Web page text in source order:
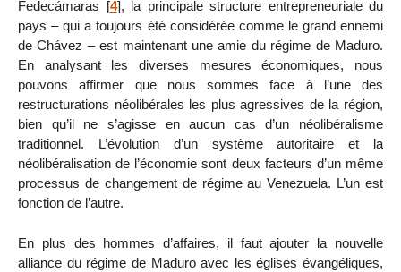
Fedecámaras [4], la principale structure entrepreneuriale du
pays – qui a toujours été considérée comme le grand ennemi
de Chávez – est maintenant une amie du régime de Maduro.
En analysant les diverses mesures économiques, nous
pouvons affirmer que nous sommes face à l’une des
restructurations néolibérales les plus agressives de la région,
bien qu’il ne s’agisse en aucun cas d’un néolibéralisme
traditionnel. L’évolution d’un système autoritaire et la
néolibéralisation de l’économie sont deux facteurs d’un même
processus de changement de régime au Venezuela. L’un est
fonction de l’autre.
En plus des hommes d’affaires, il faut ajouter la nouvelle
alliance du régime de Maduro avec les églises évangéliques,